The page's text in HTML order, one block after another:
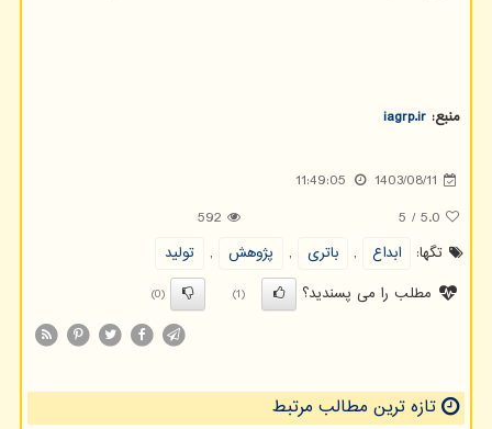
منبع: iagrp.ir
1403/08/11
11:49:05
5.0
/
5
592
تگها:
ابداع , باتری , پژوهش ,
تولید
مطلب را می پسندید؟
(1)
(0)
تازه ترین مطالب مرتبط